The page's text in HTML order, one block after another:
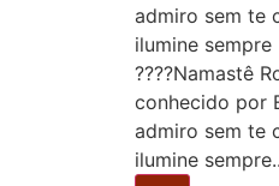
admiro sem te
ilumine sempre
????Namastê
conhecido por
admiro sem te
ilumine